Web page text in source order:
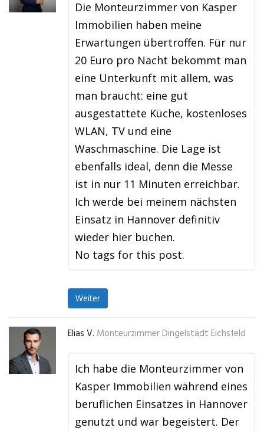
Die Monteurzimmer von Kasper
Immobilien haben meine
Erwartungen übertroffen. Für nur
20 Euro pro Nacht bekommt man
eine Unterkunft mit allem, was
man braucht: eine gut
ausgestattete Küche, kostenloses
WLAN, TV und eine
Waschmaschine. Die Lage ist
ebenfalls ideal, denn die Messe
ist in nur 11 Minuten erreichbar.
Ich werde bei meinem nächsten
Einsatz in Hannover definitiv
wieder hier buchen.
No tags for this post.
Weiter
Elias V. Monteurzimmer Dingelstädt Eichsfeld
Ich habe die Monteurzimmer von
Kasper Immobilien während eines
beruflichen Einsatzes in Hannover
genutzt und war begeistert. Der